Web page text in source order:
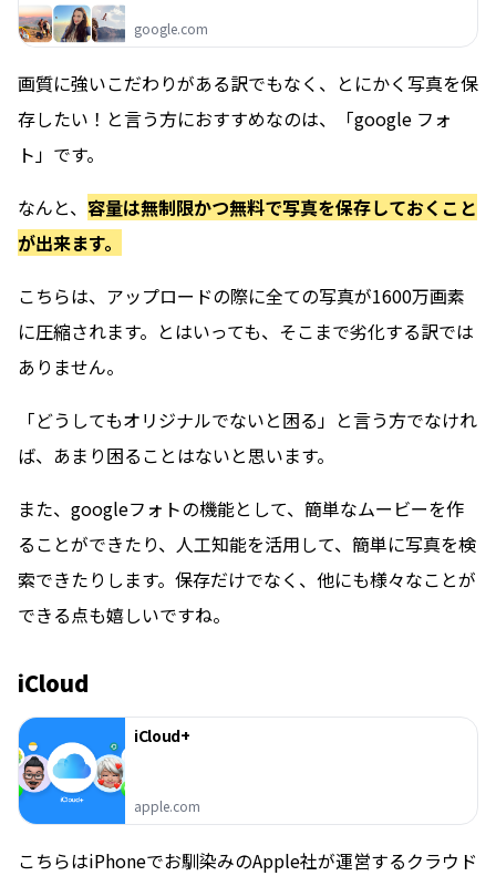
google.com
画質に強いこだわりがある訳でもなく、とにかく写真を保
存したい！と言う方におすすめなのは、「google フォ
ト」です。
なんと、 容量は無制限かつ無料で写真を保存しておくこと
が出来ます。
こちらは、アップロードの際に全ての写真が1600万画素
に圧縮されます。とはいっても、そこまで劣化する訳では
ありません。
「どうしてもオリジナルでないと困る」と言う方でなけれ
ば、あまり困ることはないと思います。
また、googleフォトの機能として、簡単なムービーを作
ることができたり、人工知能を活用して、簡単に写真を検
索できたりします。保存だけでなく、他にも様々なことが
できる点も嬉しいですね。
iCloud
iCloud+
apple.com
こちらはiPhoneでお馴染みのApple社が運営するクラウド